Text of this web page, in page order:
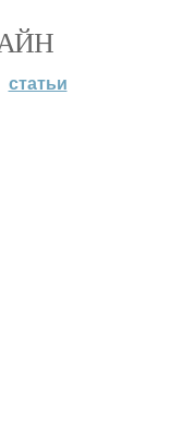
статьи